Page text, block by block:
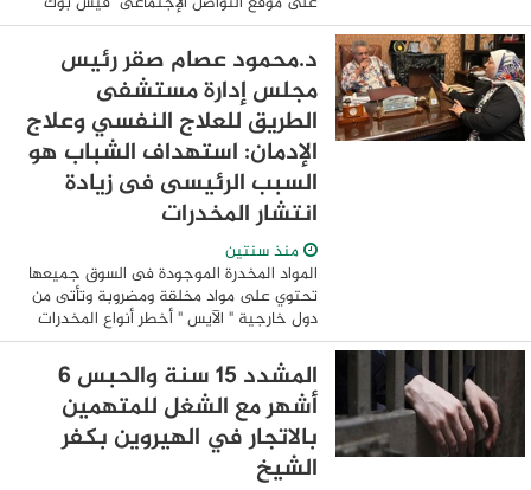
يتضرر خلاله صاحب الحساب من قيام بعض
الأشخاص بتعاطى وترويج المواد المخدرة
بإحدى ...
د.محمود عصام صقر رئيس
مجلس إدارة مستشفى
الطريق للعلاج النفسي وعلاج
الإدمان: استهداف الشباب هو
السبب الرئيسى فى زيادة
انتشار المخدرات
منذ سنتين
المواد المخدرة الموجودة فى السوق جميعها
تحتوي على مواد مخلقة ومضروبة وتأتى من
دول خارجية " الآيس " أخطر أنواع المخدرات
ويؤدى إلى حوادث قتل كثيرة داخل المجتمع
المصرى الأسرة لها دور كبير ومؤثر فى ...المشدد 15 سنة والحبس 6
أشهر مع الشغل للمتهمين
بالاتجار في الهيروين بكفر
الشيخ